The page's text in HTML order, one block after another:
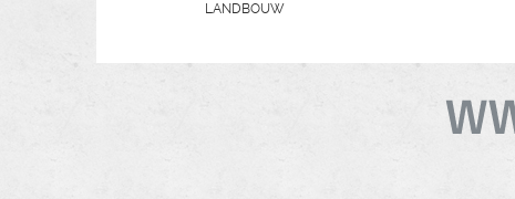
LANDBOUW